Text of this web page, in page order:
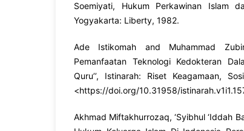
Soemiyati, Hukum Perkawinan Islam
Yogyakarta: Liberty, 1982.
Ade Istikomah and Muhammad
Pemanfaatan Teknologi Kedokteran
Quru’’, Istinarah: Riset Keagamaan,
<https://doi.org/10.31958/
Akhmad Miftakhurrozaq, ‘Syibhul ‘Iddah